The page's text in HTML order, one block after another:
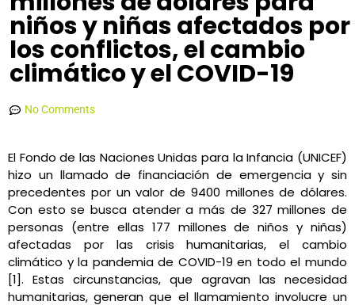
niños y niñas afectados por
los conflictos, el cambio
climático y el COVID-19
No Comments
El Fondo de las Naciones Unidas para la Infancia (UNICEF)
hizo un llamado de financiación de emergencia y sin
precedentes por un valor de 9400 millones de dólares.
Con esto se busca atender a más de 327 millones de
personas (entre ellas 177 millones de niños y niñas)
afectadas por las crisis humanitarias, el cambio
climático y la pandemia de COVID-19 en todo el mundo
[1]. Estas circunstancias, que agravan las necesidad
humanitarias, generan que el llamamiento involucre un